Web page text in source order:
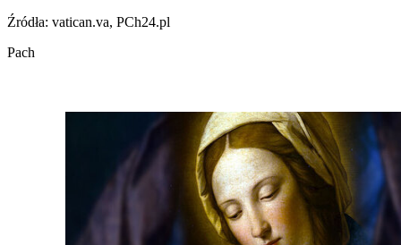
Źródła: vatican.va, PCh24.pl
Pach